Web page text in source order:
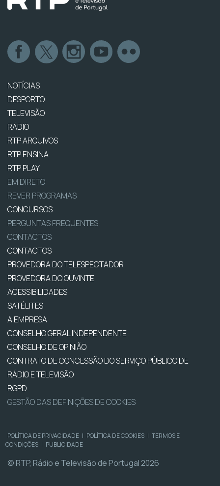
NOTÍCIAS
DESPORTO
TELEVISÃO
RÁDIO
RTP ARQUIVOS
RTP ENSINA
RTP PLAY
EM DIRETO
REVER PROGRAMAS
CONCURSOS
PERGUNTAS FREQUENTES
CONTACTOS
CONTACTOS
PROVEDORA DO TELESPECTADOR
PROVEDORA DO OUVINTE
ACESSIBILIDADES
SATÉLITES
A EMPRESA
CONSELHO GERAL INDEPENDENTE
CONSELHO DE OPINIÃO
CONTRATO DE CONCESSÃO DO SERVIÇO PÚBLICO DE
RÁDIO E TELEVISÃO
RGPD
GESTÃO DAS DEFINIÇÕES DE COOKIES
POLÍTICA DE PRIVACIDADE | POLÍTICA DE COOKIES | TERMOS E
CONDIÇÕES | PUBLICIDADE
© RTP, Rádio e Televisão de Portugal 2026